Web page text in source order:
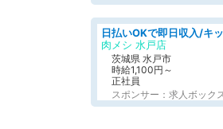
肉メシ 水戸店
茨城県 水戸市
時給1,100円～
正社員
スポンサー：求人ボック